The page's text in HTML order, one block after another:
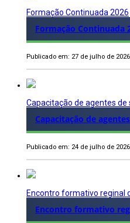
Formação Continuada 2026
Formação Continuada
Publicado em: 27 de julho de 2026
Capacitação de agentes de
Capacitação de
Publicado em: 24 de julho de 2026
Encontro formativo reginal
Encontro formativo